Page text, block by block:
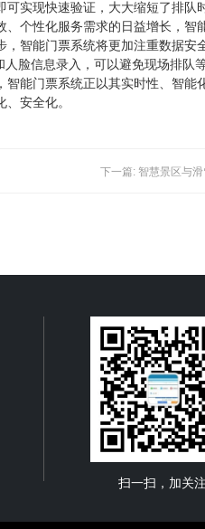
实现快速验证，大大缩短了排
个性化服务需求的日益增长，
智能门票系统将更加注重数据
脸信息录入，可以避免现场排
能门票系统正以其实时性、智
安全化。
下一篇: 智慧景区与
扫一扫，加关注